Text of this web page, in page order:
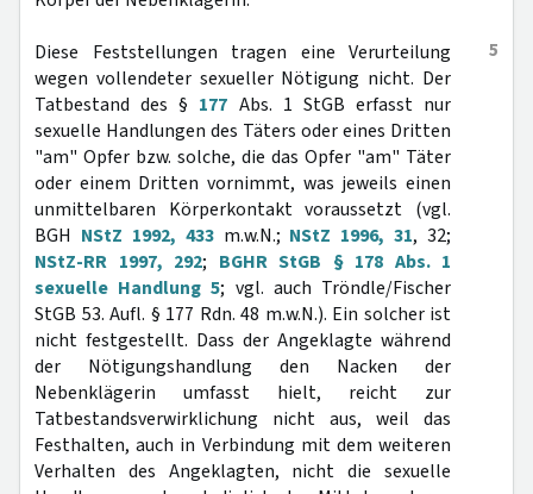
5
Diese Feststellungen tragen eine Verurteilung
wegen vollendeter sexueller Nötigung nicht. Der
Tatbestand des § 177 Abs. 1 StGB erfasst nur
sexuelle Handlungen des Täters oder eines Dritten
"am" Opfer bzw. solche, die das Opfer "am" Täter
oder einem Dritten vornimmt, was jeweils einen
unmittelbaren Körperkontakt voraussetzt (vgl.
BGH NStZ 1992, 433m.w.N.; NStZ 1996, 31, 32;
NStZ-RR 1997, 292; BGHR StGB § 178 Abs. 1
sexuelle Handlung 5; vgl. auch Tröndle/Fischer
StGB 53. Aufl. § 177 Rdn. 48 m.w.N.). Ein solcher ist
nicht festgestellt. Dass der Angeklagte während
der Nötigungshandlung den Nacken der
Nebenklägerin umfasst hielt, reicht zur
Tatbestandsverwirklichung nicht aus, weil das
Festhalten, auch in Verbindung mit dem weiteren
Verhalten des Angeklagten, nicht die sexuelle